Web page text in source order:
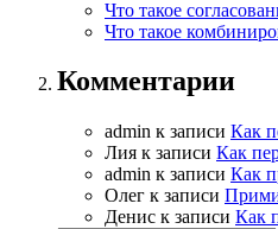
Что такое
Что такое
Комментарии
admin к записи Как
Лия к записи Как
admin к записи Как
Олег к записи
Денис к записи Как